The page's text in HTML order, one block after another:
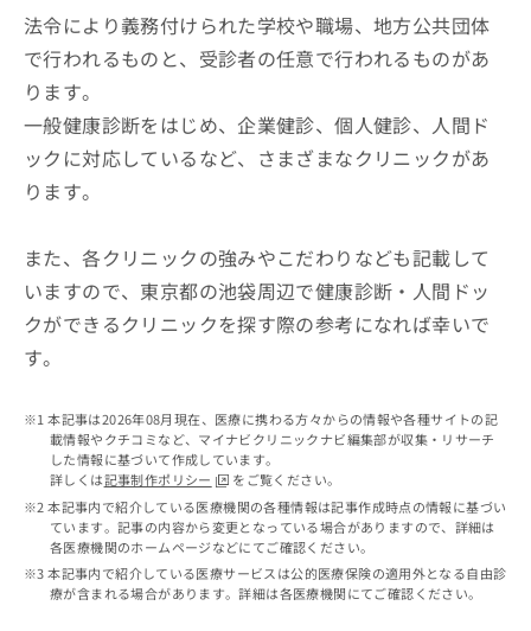
法令により義務付けられた学校や職場、地方公共団体
で行われるものと、受診者の任意で行われるものがあ
ります。
一般健康診断をはじめ、企業健診、個人健診、人間ド
ックに対応しているなど、さまざまなクリニックがあ
ります。
また、各クリニックの強みやこだわりなども記載して
いますので、東京都の池袋周辺で健康診断・人間ドッ
クができるクリニックを探す際の参考になれば幸いで
す。
本記事は2026年08月現在、医療に携わる方々からの情報や各種サイトの記
載情報やクチコミなど、マイナビクリニックナビ編集部が収集・リサーチ
した情報に基づいて作成しています。
詳しくは記事制作ポリシー
をご覧ください。
本記事内で紹介している医療機関の各種情報は記事作成時点の情報に基づい
ています。記事の内容から変更となっている場合がありますので、詳細は
各医療機関のホームページなどにてご確認ください。
本記事内で紹介している医療サービスは公的医療保険の適用外となる自由診
療が含まれる場合があります。詳細は各医療機関にてご確認ください。
マイ
ナビ
クリ
ニッ
クナ
ビサ
への
お問
合せ
とな
りま
す。
クリ
クの
症状
のご
相談
など
はで
きま
せん
ので
ご了
承く
ら
資
料
ご
請
求
ち
ら
無
料
拡
お
込
告
出
稿
の
問
い
合
わ
は
ち
ら
の
求
ち
お